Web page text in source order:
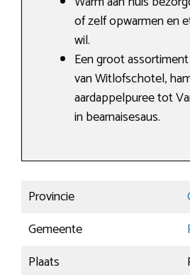
of zelf opwarmen en
wil.
Een groot
van Witlofschotel,
aardappelpuree tot
in bearnaisesaus.
Provincie
Gemeente
Plaats